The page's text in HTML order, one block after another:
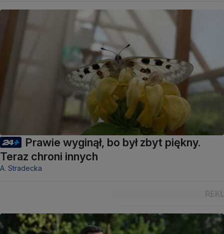
Prawie wyginął, bo był zbyt piękny.
Teraz chroni innych
A. Stradecka